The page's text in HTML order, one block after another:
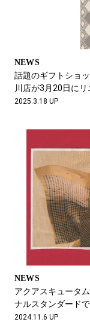
NEWS
話題のギフトショ
川店が3月20日にリ
2025.3.18 UP
NEWS
アクアスキュータ
ナルスタンダードで
2024.11.6 UP